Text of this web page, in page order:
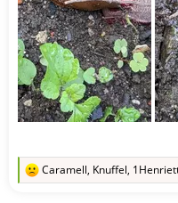
R
Caramell, Knuffel,